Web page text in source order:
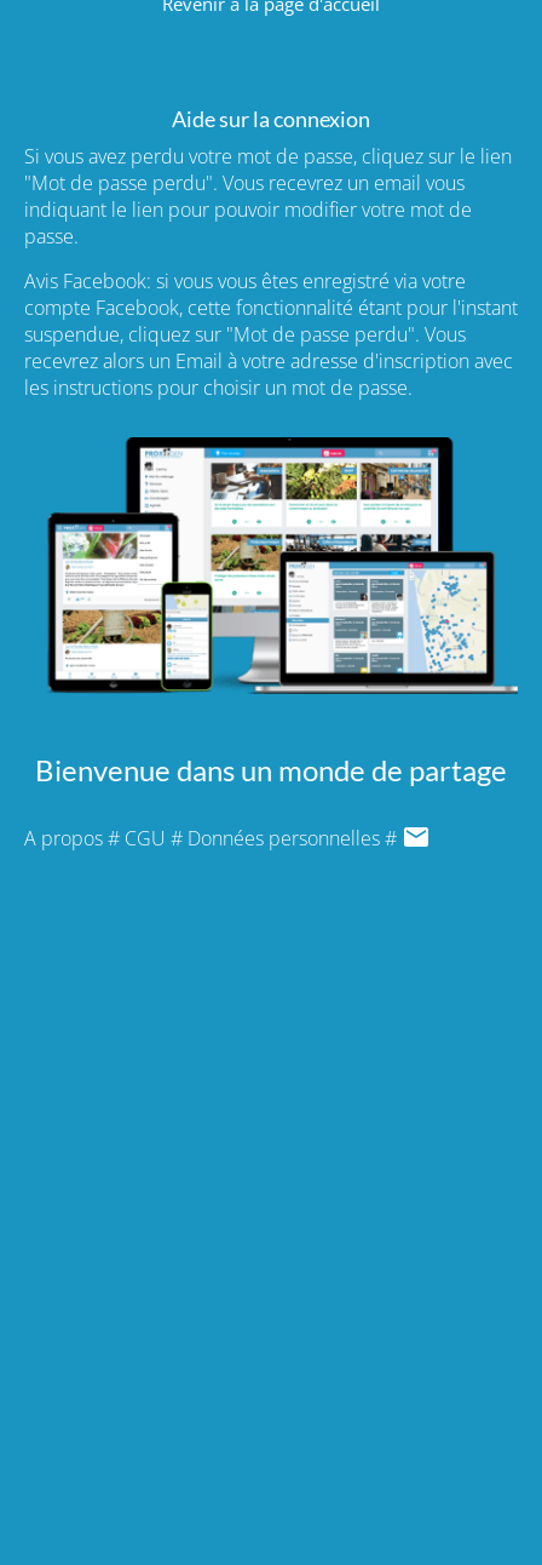
Aide sur la connexion
Si vous avez perdu votre mot de passe, cliquez sur le lien
"Mot de passe perdu". Vous recevrez un email vous
indiquant le lien pour pouvoir modifier votre mot de
passe.
Avis Facebook: si vous vous êtes enregistré via votre
compte Facebook, cette fonctionnalité étant pour l'instant
suspendue, cliquez sur "Mot de passe perdu". Vous
recevrez alors un Email à votre adresse d'inscription avec
les instructions pour choisir un mot de passe.
Bienvenue dans un monde de partage
A propos# CGU # Données personnelles#